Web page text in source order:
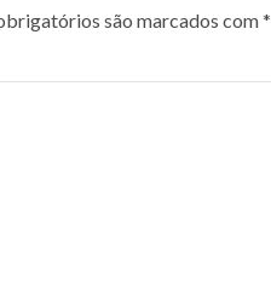
são marcados com*